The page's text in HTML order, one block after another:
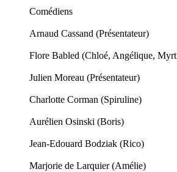
Comédiens
Arnaud Cassand (Présentateur)
Flore Babled (Chloé, Angélique,
Julien Moreau (Présentateur)
Charlotte Corman (Spiruline)
Aurélien Osinski (Boris)
Jean-Edouard Bodziak (Rico)
Marjorie de Larquier (Amélie)